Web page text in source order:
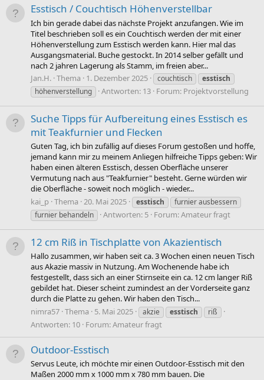
Esstisch / Couchtisch Höhenverstellbar
Ich bin gerade dabei das nächste Projekt anzufangen. Wie im
Titel beschrieben soll es ein Couchtisch werden der mit einer
Höhenverstellung zum Esstisch werden kann. Hier mal das
Ausgangsmaterial. Buche gestockt. In 2014 selber gefällt und
nach 2 jahren Lagerung als Stamm, im freien aber...
Jan.H. Thema 1. Dezember 2025 couchtisch
esstisch
höhenverstellung
Antworten: 13 Forum: Projektvorstellung
Suche Tipps für Aufbereitung eines Esstisch es
mit Teakfurnier und Flecken
Guten Tag, ich bin zufällig auf dieses Forum gestoßen und hoffe,
jemand kann mir zu meinem Anliegen hilfreiche Tipps geben: Wir
haben einen älteren Esstisch, dessen Oberfläche unserer
Vermutung nach aus "Teakfurnier" besteht. Gerne würden wir
die Oberfläche - soweit noch möglich - wieder...
kai_p Thema 20. Mai 2025 esstisch
furnier ausbessern
furnier behandeln
Antworten: 5 Forum:Amateur fragt
12 cm Riß in Tischplatte von Akazientisch
Hallo zusammen, wir haben seit ca. 3 Wochen einen neuen Tisch
aus Akazie massiv in Nutzung. Am Wochenende habe ich
festgestellt, dass sich an einer Stirnseite ein ca. 12 cm langer Riß
gebildet hat. Dieser scheint zumindest an der Vorderseite ganz
durch die Platte zu gehen. Wir haben den Tisch...
nimra57 Thema 5. Mai 2025 akzie esstisch riß
Antworten: 10 Forum:Amateur fragt
Outdoor-Esstisch
Servus Leute, ich möchte mir einen Outdoor-Esstisch mit den
Maßen 2000 mm x 1000 mm x 780 mm bauen. Die